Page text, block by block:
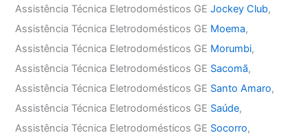
Assistência Técnica Eletrodomésticos GEJockey Club,
Assistência Técnica Eletrodomésticos GE Moema,
Assistência Técnica Eletrodomésticos GE Morumbi,
Assistência Técnica Eletrodomésticos GE Sacomã,
Assistência Técnica Eletrodomésticos GE Santo Amaro,
Assistência Técnica Eletrodomésticos GE Saúde,
Assistência Técnica Eletrodomésticos GE Socorro,